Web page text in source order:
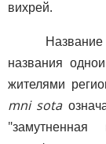
вихрей.
названия
жителями
mni sota